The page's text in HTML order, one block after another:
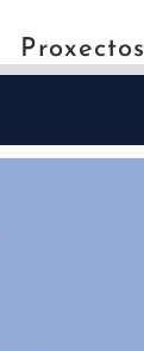
Proxectos